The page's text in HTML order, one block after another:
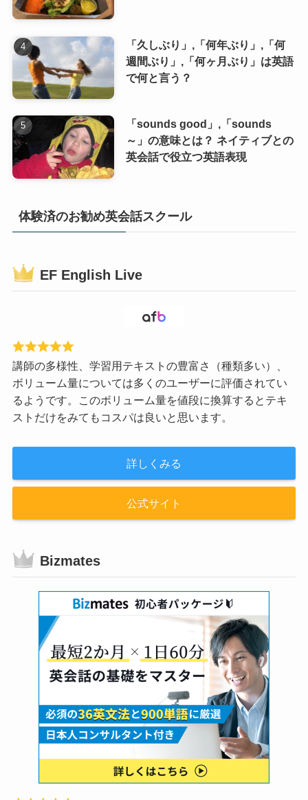
「久しぶり」,「何年ぶり」,「何
週間ぶり」,「何ヶ月ぶり」は英語
で何と言う？
「sounds good」,「sounds
～」の意味とは？ ネイティブとの
英会話で役立つ英語表現
体験済のお勧め英会話スクール
EF English Live
講師の多様性、学習用テキストの豊富さ（種類多い）、
ボリューム量については多くのユーザーに評価されてい
るようです。このボリューム量を値段に換算するとテキ
ストだけをみてもコスパは良いと思います。
詳しくみる
公式サイト
Bizmates